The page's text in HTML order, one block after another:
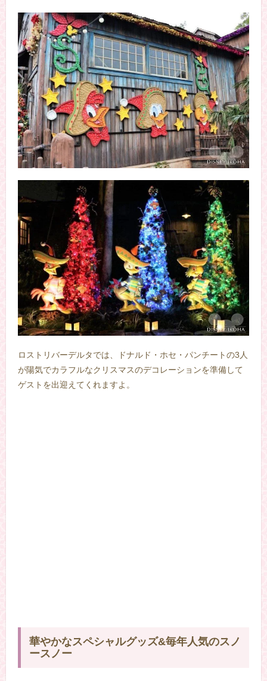
ロストリバーデルタでは、ドナルド・ホセ・パンチートの3人
が陽気でカラフルなクリスマスのデコレーションを準備して
ゲストを出迎えてくれますよ。
華やかなスペシャルグッズ&毎年人気のスノ
ースノー